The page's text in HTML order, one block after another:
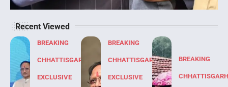
Recent Viewed
BREAKING
CHHATTISGARH
EXCLUSIVE
BREAKING
CHHATTISGARH
EXCLUSIVE
BREAKING